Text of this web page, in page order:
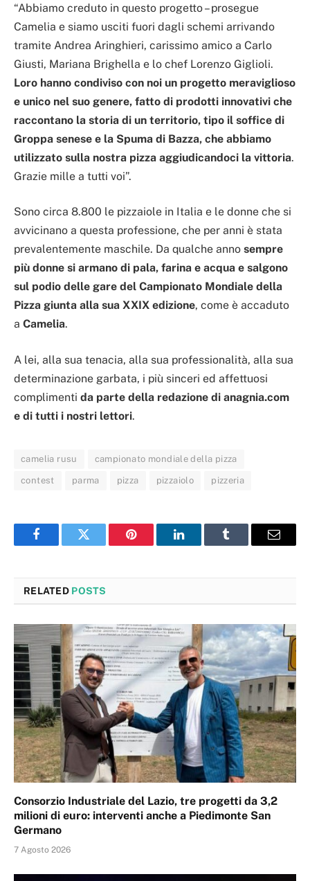
“Abbiamo creduto in questo progetto – prosegue
Camelia e siamo usciti fuori dagli schemi arrivando
tramite Andrea Aringhieri, carissimo amico a Carlo
Giusti, Mariana Brighella e lo chef Lorenzo Giglioli.
Loro hanno condiviso con noi un progetto meraviglioso
e unico nel suo genere, fatto di prodotti innovativi che
raccontano la storia di un territorio, tipo il soffice di
Groppa senese e la Spuma di Bazza, che abbiamo
utilizzato sulla nostra pizza aggiudicandoci la vittoria.
Grazie mille a tutti voi”.
Sono circa 8.800 le pizzaiole in Italia e le donne che si
avvicinano a questa professione, che per anni è stata
prevalentemente maschile. Da qualche anno sempre
più donne si armano di pala, farina e acqua e salgono
sul podio delle gare del Campionato Mondiale della
Pizza giunta alla sua XXIX edizione, come è accaduto
a Camelia.
A lei, alla sua tenacia, alla sua professionalità, alla sua
determinazione garbata, i più sinceri ed affettuosi
complimenti da parte della redazione di anagnia.com
e di tutti i nostri lettori.
camelia rusu campionato mondiale della pizza
contest parma pizza pizzaiolo pizzeria
FacebookTwitter Pinterest LinkedInTumblr Email
RELATED POSTS
Consorzio Industriale del Lazio, tre progetti da 3,2
milioni di euro: interventi anche a Piedimonte San
Germano
7 Agosto 2026